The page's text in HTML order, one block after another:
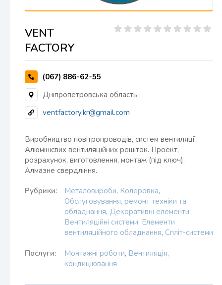
VENT
FACTORY
(067) 886-62-55
Дніпропетровська область
ventfactory.kr@gmail.com
Виробництво повітропроводів, систем вентиляції,
Алюмінієвих вентиляційних решіток. Проект,
розрахунок, виготовлення, монтаж (під ключ).
Алмазне свердління.
Рубрики: Металовироби, Колеровка,
Обслуговування, ремонт техніки та
обладнання, Декоративні елементи,
Вентиляційні системи, Елементи
вентиляційного обладнання, Спліт-системи
Послуги: Монтажні роботи, Вентиляція,
кондиціювання